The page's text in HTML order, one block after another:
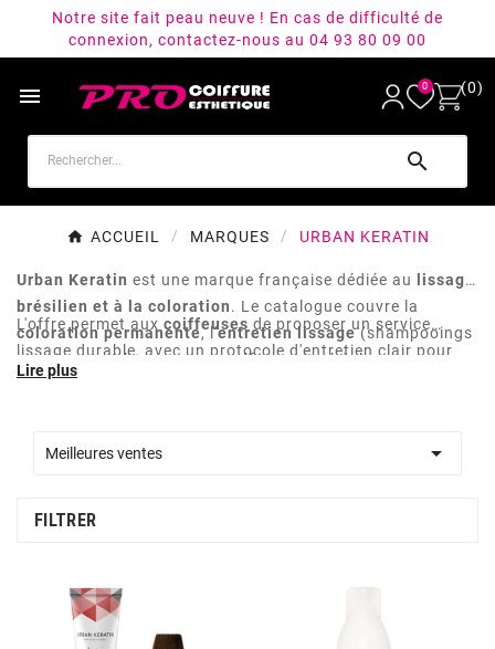
Notre site fait peau neuve ! En cas de difficulté de
connexion, contactez-nous au 04 93 80 09 00
 0 (0)

ACCUEIL MARQUES URBAN KERATIN
Urban Keratin est une marque française dédiée au
lissage
brésilien et à la coloration. Le catalogue couvre la
coloration permanente, l'entretien lissage(shampooings
et soins post-lissage sans sulfates ni sels), les
L'offre permet aux coiffeuses de proposer un service
lissage durable, avec un protocole d'entretien clair pour
fidéliser la cliente entre deux passages. La gamme couleur
veulent ajouter une prestation lissage à leur menu sans
Meilleures ventes 
FILTRER